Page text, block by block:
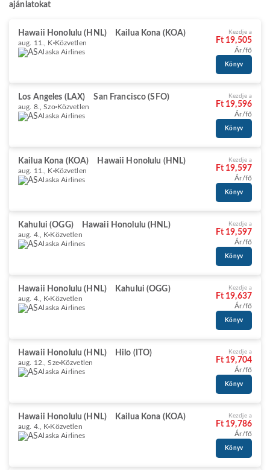
ajánlatokat
Hawaii Honolulu (HNL) Kailua Kona (KOA)
aug. 11., K Közvetlen
Alaska Airlines
Kezdje a
Ft 19,505
Ár/fő
Könyv
Los Angeles (LAX) San Francisco (SFO)
aug. 8., Szo Közvetlen
Alaska Airlines
Kezdje a
Ft 19,596
Ár/fő
Könyv
Kailua Kona (KOA) Hawaii Honolulu (HNL)
aug. 11., K Közvetlen
Alaska Airlines
Kezdje a
Ft 19,597
Ár/fő
Könyv
Kahului (OGG) Hawaii Honolulu (HNL)
aug. 4., K Közvetlen
Alaska Airlines
Kezdje a
Ft 19,597
Ár/fő
Könyv
Hawaii Honolulu (HNL) Kahului (OGG)
aug. 4., K Közvetlen
Alaska Airlines
Kezdje a
Ft 19,637
Ár/fő
Könyv
Hawaii Honolulu (HNL) Hilo (ITO)
aug. 12., Sze Közvetlen
Alaska Airlines
Kezdje a
Ft 19,704
Ár/fő
Könyv
Hawaii Honolulu (HNL) Kailua Kona (KOA)
aug. 4., K Közvetlen
Alaska Airlines
Kezdje a
Ft 19,786
Ár/fő
Könyv